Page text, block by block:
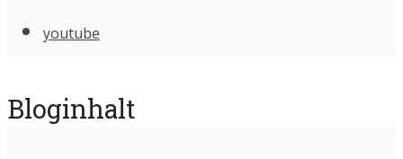
youtube
Bloginhalt